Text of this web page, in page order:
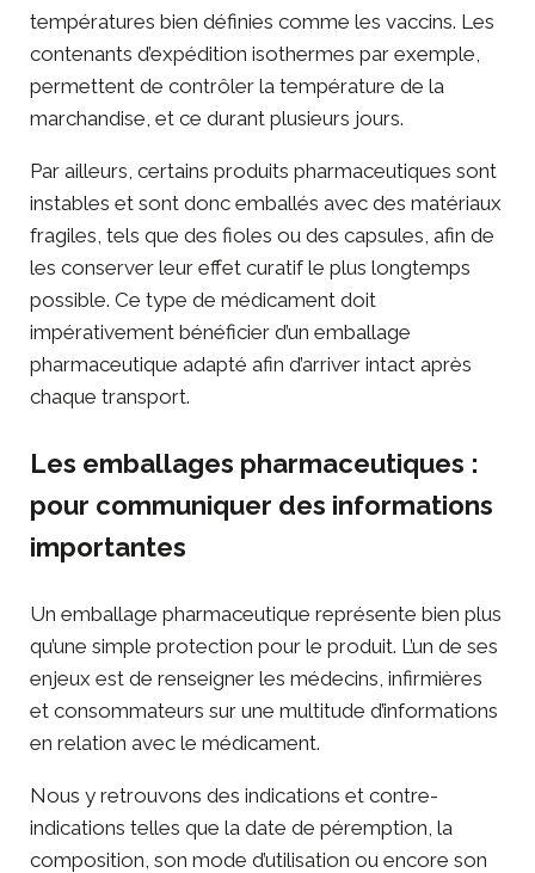
températures bien définies comme les vaccins. Les
contenants d’expédition isothermes par exemple,
permettent de contrôler la température de la
marchandise, et ce durant plusieurs jours.
Par ailleurs, certains produits pharmaceutiques sont
instables et sont donc emballés avec des matériaux
fragiles, tels que des fioles ou des capsules, afin de
les conserver leur effet curatif le plus longtemps
possible. Ce type de médicament doit
impérativement bénéficier d’un emballage
pharmaceutique adapté afin d’arriver intact après
chaque transport.
Les emballages pharmaceutiques :
pour communiquer des informations
importantes
Un emballage pharmaceutique représente bien plus
qu’une simple protection pour le produit. L’un de ses
enjeux est de renseigner les médecins, infirmières
et consommateurs sur une multitude d’informations
en relation avec le médicament.
Nous y retrouvons des indications et contre-
indications telles que la date de péremption, la
composition, son mode d’utilisation ou encore son